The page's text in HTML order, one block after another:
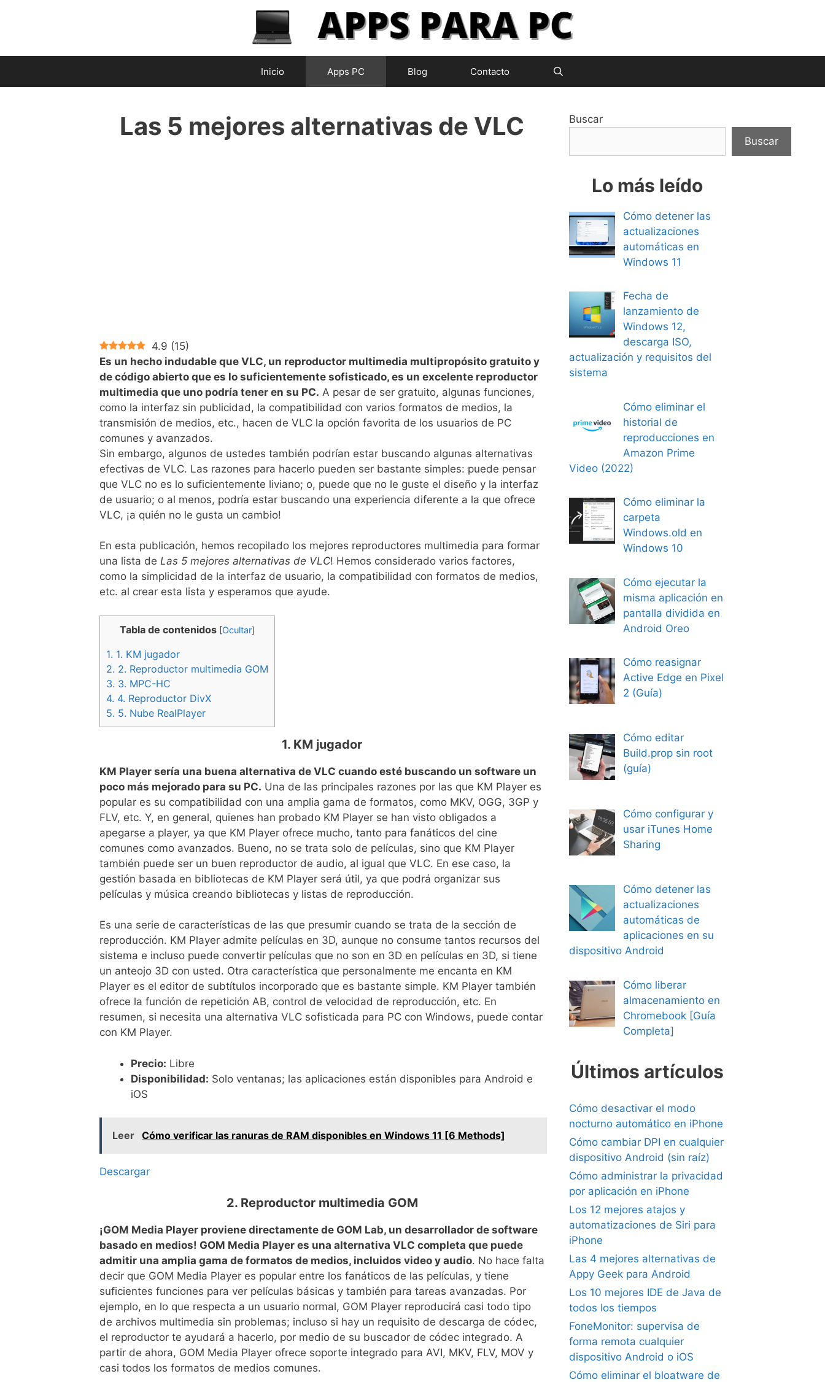
Inicio Apps PC Blog Contacto
Las 5 mejores alternativas de VLC
4.9 (15)
Es un hecho indudable que VLC, un reproductor multimedia multipropósito gratuito y
de código abierto que es lo suficientemente sofisticado, es un excelente reproductor
multimedia que uno podría tener en su PC. A pesar de ser gratuito, algunas funciones,
como la interfaz sin publicidad, la compatibilidad con varios formatos de medios, la
transmisión de medios, etc., hacen de VLC la opción favorita de los usuarios de PC
comunes y avanzados.
Sin embargo, algunos de ustedes también podrían estar buscando algunas alternativas
efectivas de VLC. Las razones para hacerlo pueden ser bastante simples: puede pensar
que VLC no es lo suficientemente liviano; o, puede que no le guste el diseño y la interfaz
de usuario; o al menos, podría estar buscando una experiencia diferente a la que ofrece
VLC, ¡a quién no le gusta un cambio!
En esta publicación, hemos recopilado los mejores reproductores multimedia para formar
una lista de Las 5 mejores alternativas de VLC! Hemos considerado varios factores,
como la simplicidad de la interfaz de usuario, la compatibilidad con formatos de medios,
etc. al crear esta lista y esperamos que ayude.
Tabla de contenidos [Ocultar]
1. 1. KM jugador
2. 2. Reproductor multimedia GOM
3. 3. MPC-HC
4. 4. Reproductor DivX
5. 5. Nube RealPlayer
1. KM jugador
KM Player sería una buena alternativa de VLC cuando esté buscando un software un
poco más mejorado para su PC. Una de las principales razones por las que KM Player es
popular es su compatibilidad con una amplia gama de formatos, como MKV, OGG, 3GP y
FLV, etc. Y, en general, quienes han probado KM Player se han visto obligados a
apegarse a player, ya que KM Player ofrece mucho, tanto para fanáticos del cine
comunes como avanzados. Bueno, no se trata solo de películas, sino que KM Player
también puede ser un buen reproductor de audio, al igual que VLC. En ese caso, la
gestión basada en bibliotecas de KM Player será útil, ya que podrá organizar sus
películas y música creando bibliotecas y listas de reproducción.
Es una serie de características de las que presumir cuando se trata de la sección de
reproducción. KM Player admite películas en 3D, aunque no consume tantos recursos del
sistema e incluso puede convertir películas que no son en 3D en películas en 3D, si tiene
un anteojo 3D con usted. Otra característica que personalmente me encanta en KM
Player es el editor de subtítulos incorporado que es bastante simple. KM Player también
ofrece la función de repetición AB, control de velocidad de reproducción, etc. En
resumen, si necesita una alternativa VLC sofisticada para PC con Windows, puede contar
con KM Player.
Precio: Libre
Disponibilidad: Solo ventanas; las aplicaciones están disponibles para Android e
iOS
Leer Cómo verificar las ranuras de RAM disponibles en Windows 11 [6 Methods]
Descargar
2. Reproductor multimedia GOM
¡GOM Media Player proviene directamente de GOM Lab, un desarrollador de software
basado en medios! GOM Media Player es una alternativa VLC completa que puede
admitir una amplia gama de formatos de medios, incluidos video y audio. No hace falta
decir que GOM Media Player es popular entre los fanáticos de las películas, y tiene
suficientes funciones para ver películas básicas y también para tareas avanzadas. Por
ejemplo, en lo que respecta a un usuario normal, GOM Player reproducirá casi todo tipo
de archivos multimedia sin problemas; incluso si hay un requisito de descarga de códec,
el reproductor te ayudará a hacerlo, por medio de su buscador de códec integrado. A
partir de ahora, GOM Media Player ofrece soporte integrado para AVI, MKV, FLV, MOV y
casi todos los formatos de medios comunes.
Buscar
Buscar
Lo más leído
Cómo detener las
actualizaciones
automáticas en
Windows 11
Fecha de
lanzamiento de
Windows 12,
descarga ISO,
actualización y requisitos del
sistema
Cómo eliminar el
historial de
reproducciones en
Amazon Prime
Video (2022)
Cómo eliminar la
carpeta
Windows.old en
Windows 10
Cómo ejecutar la
misma aplicación en
pantalla dividida en
Android Oreo
Cómo reasignar
Active Edge en Pixel
2 (Guía)
Cómo editar
Build.prop sin root
(guía)
Cómo configurar y
usar iTunes Home
Sharing
Cómo detener las
actualizaciones
automáticas de
aplicaciones en su
dispositivo Android
Cómo liberar
almacenamiento en
Chromebook [Guía
Completa]
Últimos artículos
Cómo desactivar el modo
nocturno automático en iPhone
Cómo cambiar DPI en cualquier
dispositivo Android (sin raíz)
Cómo administrar la privacidad
por aplicación en iPhone
Los 12 mejores atajos y
automatizaciones de Siri para
iPhone
Las 4 mejores alternativas de
Appy Geek para Android
Los 10 mejores IDE de Java de
todos los tiempos
FoneMonitor: supervisa de
forma remota cualquier
dispositivo Android o iOS
Cómo eliminar el bloatware de